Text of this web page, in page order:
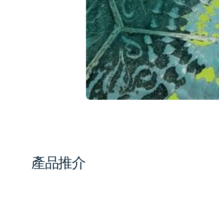
1
in
產品推介